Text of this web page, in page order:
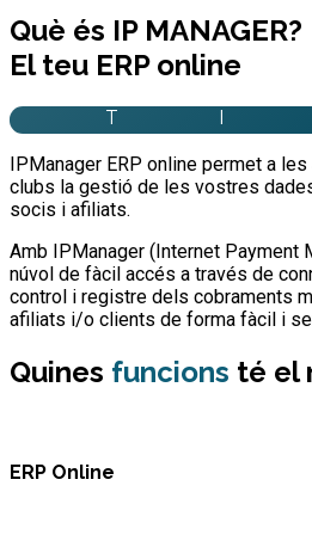
Què és IP MANAGER?
El teu ERP online
T I
IPManager ERP online permet a
clubs la gestió de les vostres
socis i afiliats.
Amb IPManager (Internet Payment
núvol de fàcil accés a través de
control i registre dels cobraments
afiliats i/o clients de forma fàcil i
Quines funcions té el
ERP Online